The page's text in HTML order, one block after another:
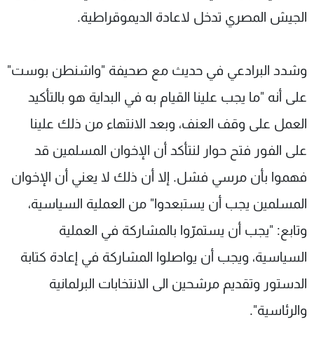
الجيش المصري تدخل لاعادة الديموقراطية.
وشدد البرادعي في حديث مع صحيفة "واشنطن بوست"
على أنه "ما يجب علينا القيام به في البداية هو بالتأكيد
العمل على وقف العنف، وبعد الانتهاء من ذلك علينا
على الفور فتح حوار لنتأكد أن الإخوان المسلمين قد
فهموا بأن مرسي فشل. إلا أن ذلك لا يعني أن الإخوان
المسلمين يجب أن يستبعدوا" من العملية السياسية،
وتابع: "يجب أن يستمرّوا بالمشاركة في العملية
السياسية، ويجب أن يواصلوا المشاركة في إعادة كتابة
الدستور وتقديم مرشحين الى الانتخابات البرلمانية
والرئاسية".